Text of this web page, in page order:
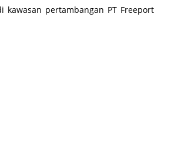
kawasan pertambangan PT Freeport